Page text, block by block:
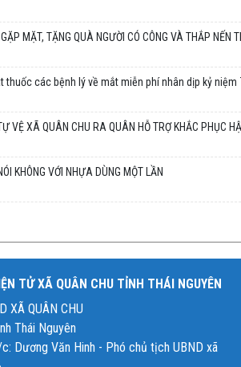
MẶT, TẶNG QUÀ NGƯỜI CÓ CÔNG VÀ THẮP
thuốc các bệnh lý về mắt miễn phí nhân dịp kỷ
VỆ XÃ QUÂN CHU RA QUÂN HỖ TRỢ KHẮC PHỤC
KHÔNG VỚI NHỰA DÙNG MỘT LẦN
TỬ XÃ QUÂN CHU TỈNH THÁI NGUYÊN
XÃ QUÂN CHU
Thái Nguyên
Dương Văn Hinh - Phó chủ tịch UBND xã